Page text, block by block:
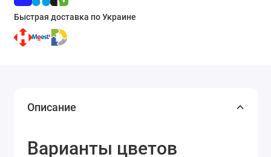
Быстрая доставка по Украине
Описание
Варианты цветов